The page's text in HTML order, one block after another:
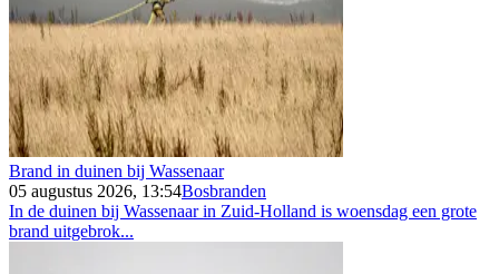
Brand in duinen bij Wassenaar
05 augustus 2026, 13:54Bosbranden
In de duinen bij Wassenaar in Zuid-Holland is woensdag een grote
brand uitgebrok...